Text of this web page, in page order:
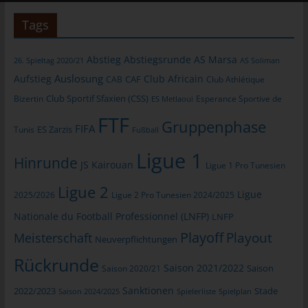
Tags
26. Spieltag 2020/21 Abstieg Abstiegsrunde AS Marsa AS Soliman
Aufstieg Auslosung CAB CAF Club Africain Club Athlétique
Bizertin Club Sportif Sfaxien (CSS) ES Metlaoui Esperance Sportive de
Tunis ES Zarzis FIFA FTF Fußball Gruppenphase
Hinrunde JS Kairouan Ligue 1 Ligue 1 Pro Tunesien
2025/2026 Ligue 2 Ligue 2 Pro Tunesien 2024/2025 Ligue
Nationale du Football Professionnel (LNFP) LNFP
Meisterschaft Neuverpflichtungen Playoff Playout
Rückrunde Saison 2020/21 Saison 2021/2022 Saison
2022/2023 Saison 2024/2025 Sanktionen Spielerliste Spielplan Stade
Artikel, die ein Kunde in den virtuellen Warenkorb gelegt hat,
über ein Cookie.
Die betroffene Person kann die Setzung von Cookies durch
unsere Internetseite jederzeit mittels einer entsprechenden
damit der Setzung von Cookies dauerhaft widersprechen.
Ferner können bereits gesetzte Cookies jederzeit über einen
Internetbrowser oder andere Softwareprogramme gelöscht
werden. Dies ist in allen gängigen Internetbrowsern möglich.
Deaktiviert die betroffene Person die Setzung von Cookies in
Funktionen unserer Internetseite vollumfänglich nutzbar.
Erfassung von allgemeinen Daten und
Die Internetseite erfasst mit jedem Aufruf der Internetseite durch
eine betroffene Person oder ein automatisiertes System eine